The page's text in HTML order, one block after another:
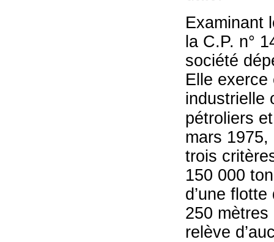
Examinant
la C.P. n°
société
Elle
industrielle
pétroliers
mars
trois
150 000
d’une
250 mètres
relève